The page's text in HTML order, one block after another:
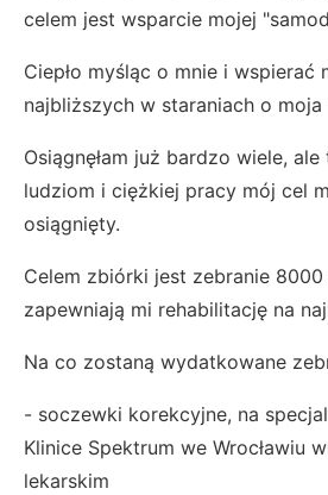
celem jest wsparcie mojej
Ciepło myśląc o mnie i wspierać
najbliższych w staraniach o moja
Osiągnęłam już bardzo wiele,
ludziom i ciężkiej pracy mój cel
osiągnięty.
Celem zbiórki jest zebranie 8000
zapewniają mi rehabilitację na
Na co zostaną wydatkowane
- soczewki korekcyjne, na
Klinice Spektrum we Wrocławiu
lekarskim